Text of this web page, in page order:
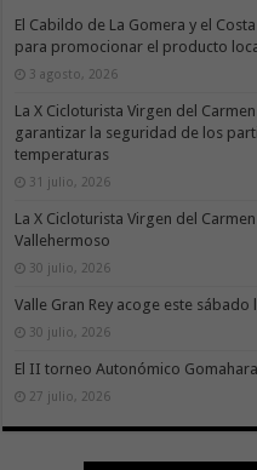
El Cabildo de La Gomera y el
para promocionar el producto
3 agosto, 2026
La X Cicloturista Virgen del
garantizar la seguridad de los
temperaturas
31 julio, 2026
La X Cicloturista Virgen del
Vallehermoso
30 julio, 2026
Valle Gran Rey acoge este
30 julio, 2026
El II torneo Autonómico
27 julio, 2026